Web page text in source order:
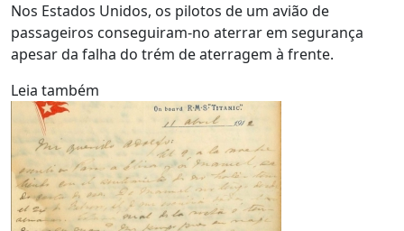
Nos Estados Unidos, os pilotos de um avião de
passageiros conseguiram-no aterrar em segurança
apesar da falha do trém de aterragem à frente.
Leia também